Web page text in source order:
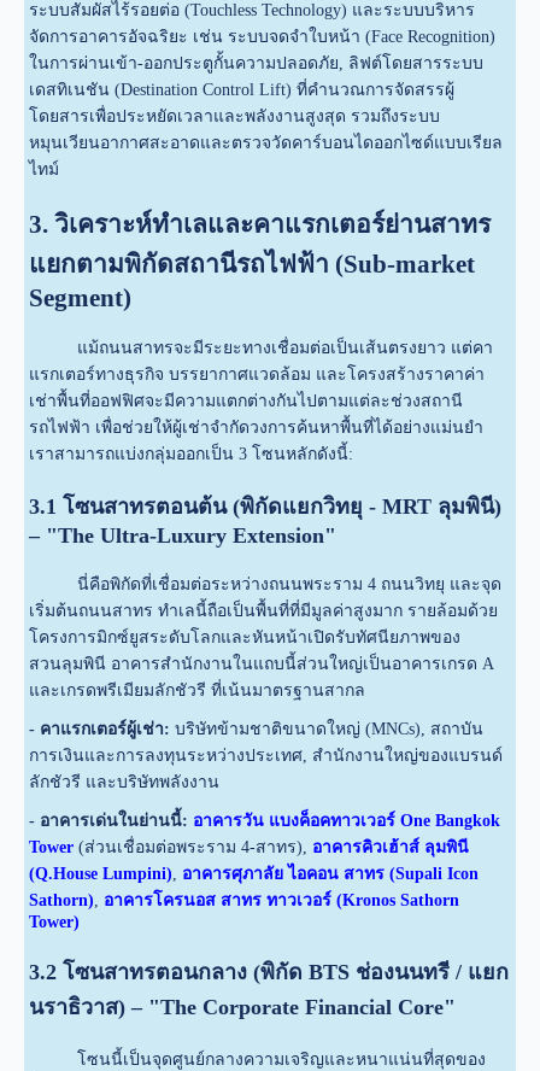
ระบบสัมผัสไร้รอยต่อ (Touchless Technology) และระบบบริหาร
จัดการอาคารอัจฉริยะ เช่น ระบบจดจำใบหน้า (Face Recognition)
ในการผ่านเข้า-ออกประตูกั้นความปลอดภัย, ลิฟต์โดยสารระบบ
เดสทิเนชัน (Destination Control Lift) ที่คำนวณการจัดสรรผู้
โดยสารเพื่อประหยัดเวลาและพลังงานสูงสุด รวมถึงระบบ
หมุนเวียนอากาศสะอาดและตรวจวัดคาร์บอนไดออกไซด์แบบเรียล
ไทม์
3. วิเคราะห์ทำเลและคาแรกเตอร์ย่านสาทร
แยกตามพิกัดสถานีรถไฟฟ้า (Sub-market
Segment)
แม้ถนนสาทรจะมีระยะทางเชื่อมต่อเป็นเส้นตรงยาว แต่คา
แรกเตอร์ทางธุรกิจ บรรยากาศแวดล้อม และโครงสร้างราคาค่า
เช่าพื้นที่ออฟฟิศจะมีความแตกต่างกันไปตามแต่ละช่วงสถานี
รถไฟฟ้า เพื่อช่วยให้ผู้เช่าจำกัดวงการค้นหาพื้นที่ได้อย่างแม่นยำ
เราสามารถแบ่งกลุ่มออกเป็น 3 โซนหลักดังนี้:
3.1 โซนสาทรตอนต้น (พิกัดแยกวิทยุ - MRT ลุมพินี)
– "The Ultra-Luxury Extension"
นี่คือพิกัดที่เชื่อมต่อระหว่างถนนพระราม 4 ถนนวิทยุ และจุด
เริ่มต้นถนนสาทร ทำเลนี้ถือเป็นพื้นที่ที่มีมูลค่าสูงมาก รายล้อมด้วย
โครงการมิกซ์ยูสระดับโลกและหันหน้าเปิดรับทัศนียภาพของ
สวนลุมพินี อาคารสำนักงานในแถบนี้ส่วนใหญ่เป็นอาคารเกรด A
และเกรดพรีเมียมลักชัวรี ที่เน้นมาตรฐานสากล
- คาแรกเตอร์ผู้เช่า: บริษัทข้ามชาติขนาดใหญ่ (MNCs), สถาบัน
การเงินและการลงทุนระหว่างประเทศ, สำนักงานใหญ่ของแบรนด์
ลักชัวรี และบริษัทพลังงาน
- อาคารเด่นในย่านนี้: อาคารวัน แบงค็อคทาวเวอร์ One Bangkok
Tower (ส่วนเชื่อมต่อพระราม 4-สาทร), อาคารคิวเฮ้าส์ ลุมพินี
(Q.House Lumpini), อาคารศุภาลัย ไอคอน สาทร (Supali Icon
Sathorn), อาคารโครนอส สาทร ทาวเวอร์ (Kronos Sathorn
Tower)
3.2 โซนสาทรตอนกลาง (พิกัด BTS ช่องนนทรี / แยก
นราธิวาส) – "The Corporate Financial Core"
โซนนี้เป็นจุดศูนย์กลางความเจริญและหนาแน่นที่สุดของ